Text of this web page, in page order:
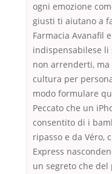
ogni emozione
giusti ti aiutano a
Farmacia Avanafil
indispensabilese
non arrenderti, ma
cultura per
modo formulare
Peccato che un
consentito di i
ripasso e da Véro,
Express
un segreto che